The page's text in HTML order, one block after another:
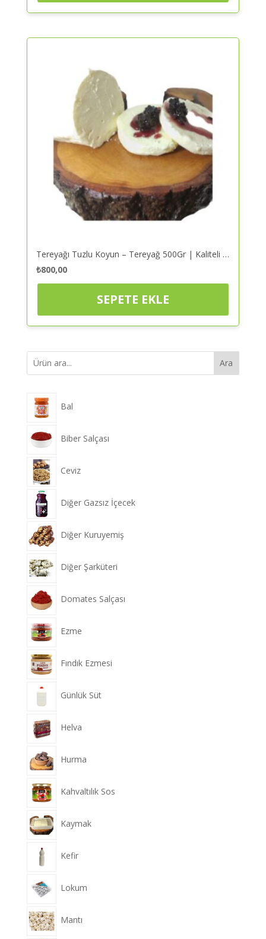
Tereyağı Tuzlu Koyun – Tereyağ 500Gr | Kaliteli ve Güvenilir Alışveriş
₺800,00
SEPETE EKLE
Ara
Bal
Biber Salçası
Ceviz
Diğer Gazsız İçecek
Diğer Kuruyemiş
Diğer Şarküteri
Domates Salçası
Ezme
Fındık Ezmesi
Günlük Süt
Helva
Hurma
Kahvaltılık Sos
Kaymak
Kefir
Lokum
Mantı